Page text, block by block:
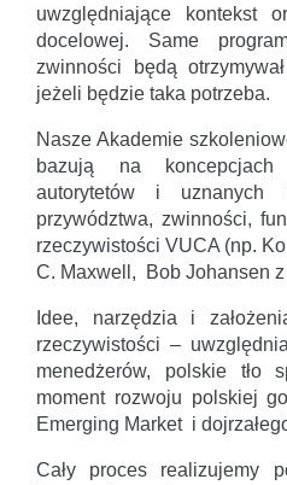
uwzględniające kontekst
docelowej. Same
zwinności będą
jeżeli będzie taka potrzeba.
Nasze Akademie
bazują na
autorytetów i uznanych
przywództwa, zwinności,
rzeczywistości VUCA (np.
C. Maxwell, Bob Johansen z
Idee, narzędzia i
rzeczywistości –
menedżerów, polskie tło
moment rozwoju polskiej
Emerging Market i
Cały proces realizujemy